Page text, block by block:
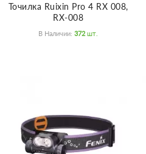
Точилка Ruixin Pro 4 RX 008,
RX-008
В Наличии: 372 Шт.